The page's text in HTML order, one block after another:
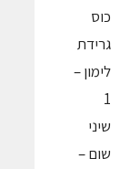
כוס
גרידת
לימון –
1
שיני
שום –